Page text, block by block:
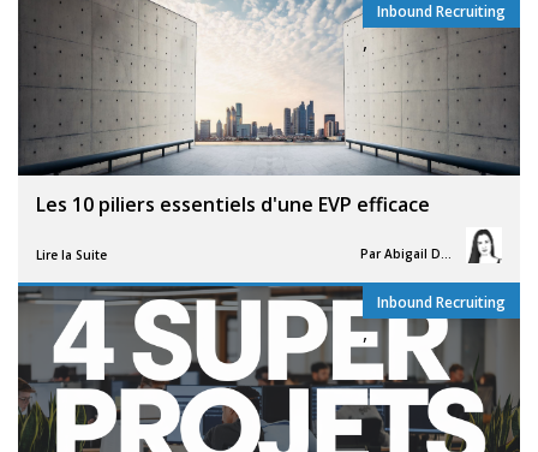
Les 10 piliers essentiels d'une EVP efficace
Lire la Suite Par Abigail Davies
Inbound Recruiting
,
Inbound Recruiting
,